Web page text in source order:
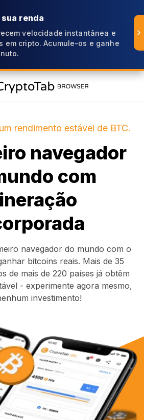
renda
velocidade instantânea e
em cripto. Acumule-os e ganhe
rendimento estável de BTC.
navegador
com
navegador do mundo com o
bitcoins reais. Mais de 35
de mais de 220 países já obtêm
- experimente agora mesmo,
investimento!